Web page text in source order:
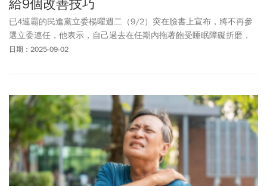
給9個改善技巧
已4連霸的民進黨立委楊曜週二（9/2）突在臉書上宣布，將不再參
選立委連任，他表示，自己過去在任期內拖著飽受睡眠障礙折磨，
總是希望在往返澎湖台北的奔波中，完成每一件確保鄉親權益和有
況，並且表明不再參選任何公職的決定。據了解，2022年民進黨中
央徵詢楊曜競選澎湖縣長時，就已經以身體健康因素推辭，當時已
萌生退意。而他在今年5月就曾因推薦人選涉弊，宣布不參與立法院
民進黨黨團運作，7月時民進黨中央黨部報告不再參選，選在這時候
對外公布，是不想要在大罷免之際被轉移焦點。
日期：2025-09-02